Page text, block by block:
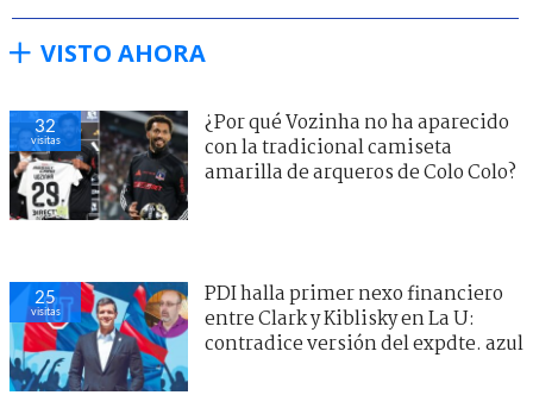
VISTO AHORA
32
visitas
¿Por qué Vozinha no ha aparecido
con la tradicional camiseta
amarilla de arqueros de Colo Colo?
25
visitas
PDI halla primer nexo financiero
entre Clark y Kiblisky en La U:
contradice versión del expdte. azul